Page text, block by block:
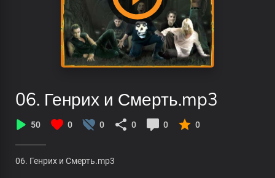
06. Генрих и Смерть.mp3
50 0 0 0 0 0
06. Генрих и Смерть.mp3